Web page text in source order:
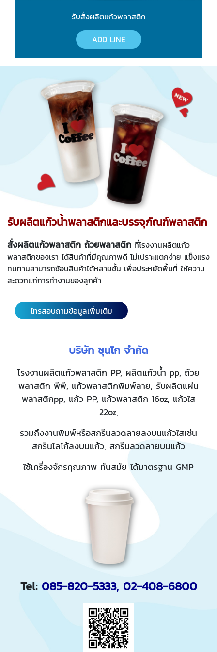
รับสั่งผลิตแก้วพลาสติก
ADD LINE
รับผลิตแก้วน้ำพลาสติกและบรรจุภัณฑ์พลาสติก
สั่งผลิตแก้วพลาสติก ถ้วยพลาสติก ที่โรงงานผลิตแก้ว
พลาสติกของเรา ได้สินค้าที่มีคุณภาพดี ไม่เปราะแตกง่าย แข็งแรง
ทนทานสามารถซ้อนสินค้าได้หลายชั้น เพื่อประหยัดพื้นที่ ให้ความ
สะดวกแก่การทำงานของลูกค้า
โทรสอบถามข้อมูลเพิ่มเติม
บริษัท ชุนไก จำกัด
โรงงานผลิตแก้วพลาสติก PP, ผลิตแก้วน้ำ pp, ถ้วย
พลาสติก พีพี, แก้วพลาสติกพิมพ์ลาย, รับผลิตแผ่น
พลาสติกpp, แก้ว PP, แก้วพลาสติก 16oz, แก้วใส
22oz,
รวมถึงงานพิมพ์หรือสกรีนลวดลายลงบนแก้วใสเช่น
สกรีนโลโก้ลงบนแก้ว, สกรีนลวดลายบนแก้ว
ใช้เครื่องจักรคุณภาพ ทันสมัย ได้มาตรฐาน GMP
Tel: 085-820-5333, 02-408-6800